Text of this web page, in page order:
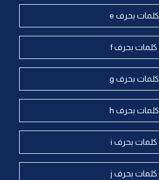
كلمات بحرف e
كلمات بحرف f
كلمات بحرف g
كلمات بحرف h
كلمات بحرف i
كلمات بحرف j